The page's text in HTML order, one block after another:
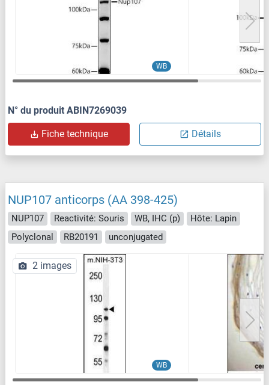
WB
N° du produit ABIN7269039
Fiche technique Détails
NUP107 anticorps (AA 398-425)
NUP107 Reactivité: Souris WB, IHC (p)
Hôte: Lapin
Polyclonal
RB20191 unconjugated
WB
2 images